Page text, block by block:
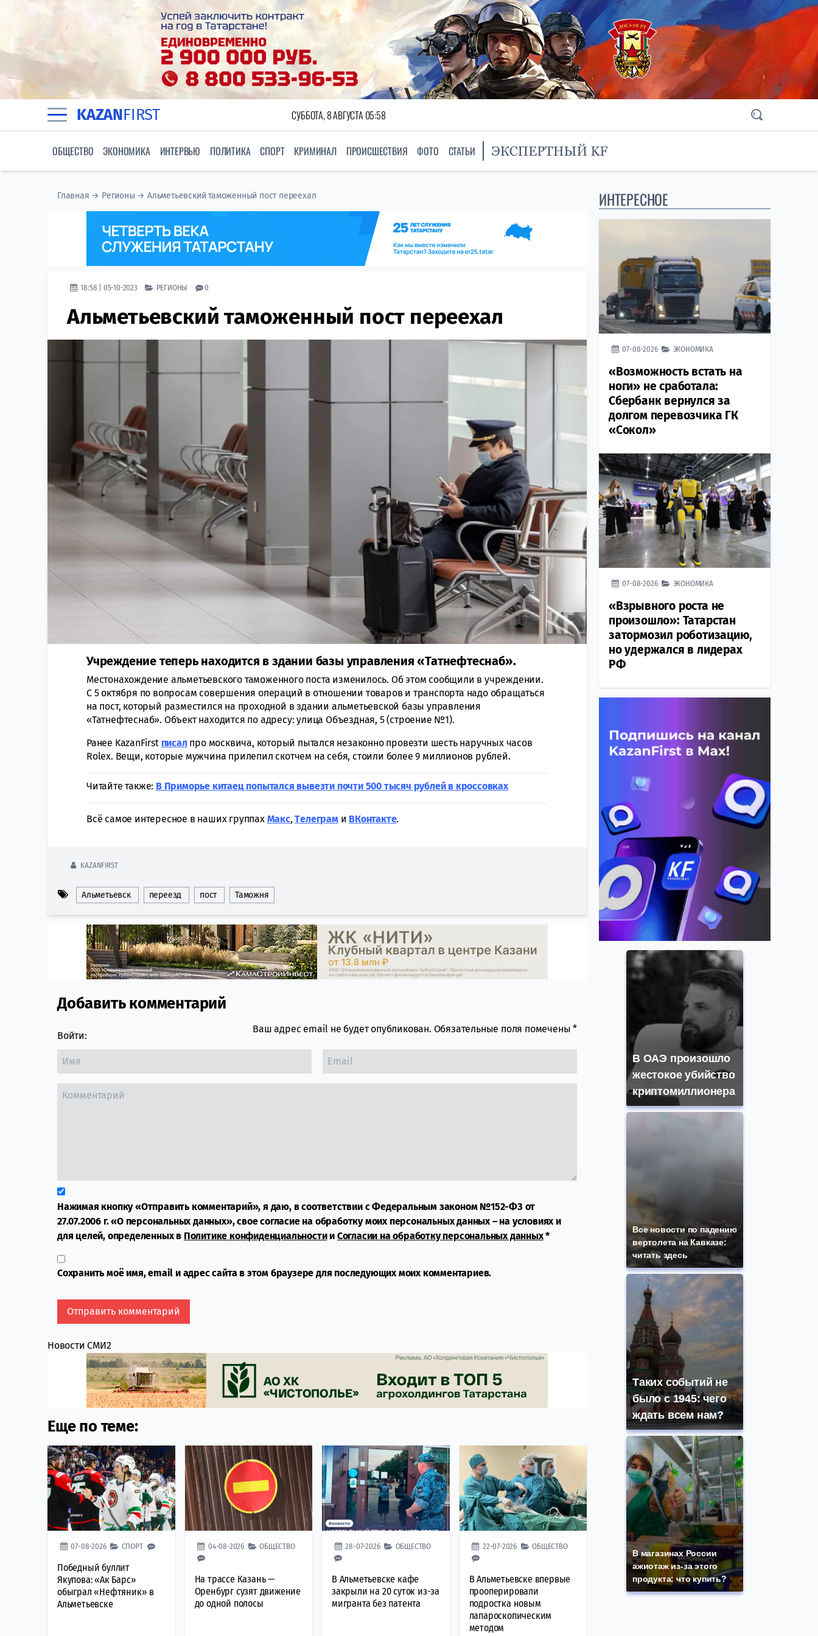
KAZANFIRST СУББОТА, 8 АВГУСТА 05:58
ОБЩЕСТВО ЭКОНОМИКА ИНТЕРВЬЮ ПОЛИТИКА СПОРТ КРИМИНАЛ ПРОИСШЕСТВИЯ ФОТО СТАТЬИ
Главная → Регионы →Альметьевский таможенный пост переехал
18:58 | 05-10-2023 РЕГИОНЫ 0
Альметьевский таможенный пост переехал
Учреждение теперь находится в здании базы управления «Татнефтеснаб».
Местонахождение альметьевского таможенного поста изменилось. Об этом сообщили в учреждении.
С 5 октября по вопросам совершения операций в отношении товаров и транспорта надо обращаться
на пост, который разместился на проходной в здании альметьевской базы управления
«Татнефтеснаб». Объект находится по адресу: улица Объездная, 5 (строение №1).
Ранее KazanFirst писал про москвича, который пытался незаконно провезти шесть наручных часов
Rolex. Вещи, которые мужчина прилепил скотчем на себя, стоили более 9 миллионов рублей.
Читайте также: В Приморье китаец попытался вывезти почти 500 тысяч рублей в кроссовках
Всё самое интересное в наших группах Макс,Tелеграми ВКонтакте.
KAZANFIRST
Альметьевск переезд пост Таможня
Comment section
Добавить комментарий
Войти:
Ваш адрес email не будет опубликован. Обязательные поля помечены*
Нажимая кнопку «Отправить комментарий», я даю, в соответствии с Федеральным законом №152-ФЗ от
27.07.2006 г. «О персональных данных», свое согласие на обработку моих персональных данных – на условиях и
для целей, определенных в Политике конфиденциальностии Согласии на обработку персональных данных*
Сохранить моё имя, email и адрес сайта в этом браузере для последующих моих комментариев.
Новости СМИ2
Еще по теме:
07-08-2026 СПОРТ
Победный буллит
Якупова: «Ак Барс»
обыграл «Нефтяник» в
Альметьевске
04-08-2026 ОБЩЕСТВО
На трассе Казань —
Оренбург сузят движение
до одной полосы
28-07-2026 ОБЩЕСТВО
В Альметьевске кафе
закрыли на 20 суток из-за
мигранта без патента
22-07-2026 ОБЩЕСТВО
В Альметьевске впервые
прооперировали
подростка новым
лапароскопическим
методом
ИНТЕРЕСНОЕ
07-08-2026 ЭКОНОМИКА
«Возможность встать на
ноги» не сработала:
Сбербанк вернулся за
долгом перевозчика ГК
«Сокол»
07-08-2026 ЭКОНОМИКА
«Взрывного роста не
произошло»: Татарстан
затормозил роботизацию,
но удержался в лидерах
РФ
В ОАЭ произошло
жестокое убийство
криптомиллионера
Все новости по падению
вертолета на Кавказе:
читать здесь
Таких событий не
было с 1945: чего
ждать всем нам?
В магазинах России
ажиотаж из-за этого
продукта: что купить?